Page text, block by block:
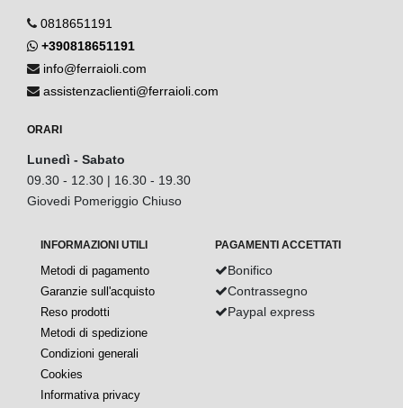
0818651191
+390818651191
info@ferraioli.com
assistenzaclienti@ferraioli.com
ORARI
Lunedì - Sabato
09.30 - 12.30 | 16.30 - 19.30
Giovedi Pomeriggio Chiuso
INFORMAZIONI UTILI
Metodi di pagamento
Garanzie sull'acquisto
Reso prodotti
Metodi di spedizione
Condizioni generali
Cookies
Informativa privacy
PAGAMENTI ACCETTATI
Bonifico
Contrassegno
Paypal express